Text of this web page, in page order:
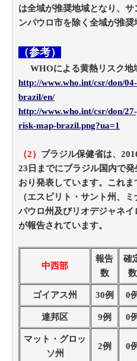
は全域が推奨地域となり、
ンパウロ市を除く全域が推奨
（参考）
WHOによる黄熱リスク地
http://www.who.int/csr/don/
brazil/en/
http://www.who.int/csr/don/
risk-map-brazil.png?ua=1
（2） ブラジル保健省は、
23日までにブラジル国内で
おり発表しています。これ
（エスピリト・サント州、
パウロ州及びリオデジャネ
が報告されています。
中西部
報告
数
確
数
ゴイアス州 30例 0例
連邦区 9例 0例
マット・グロッ
ソ州
2例 0例